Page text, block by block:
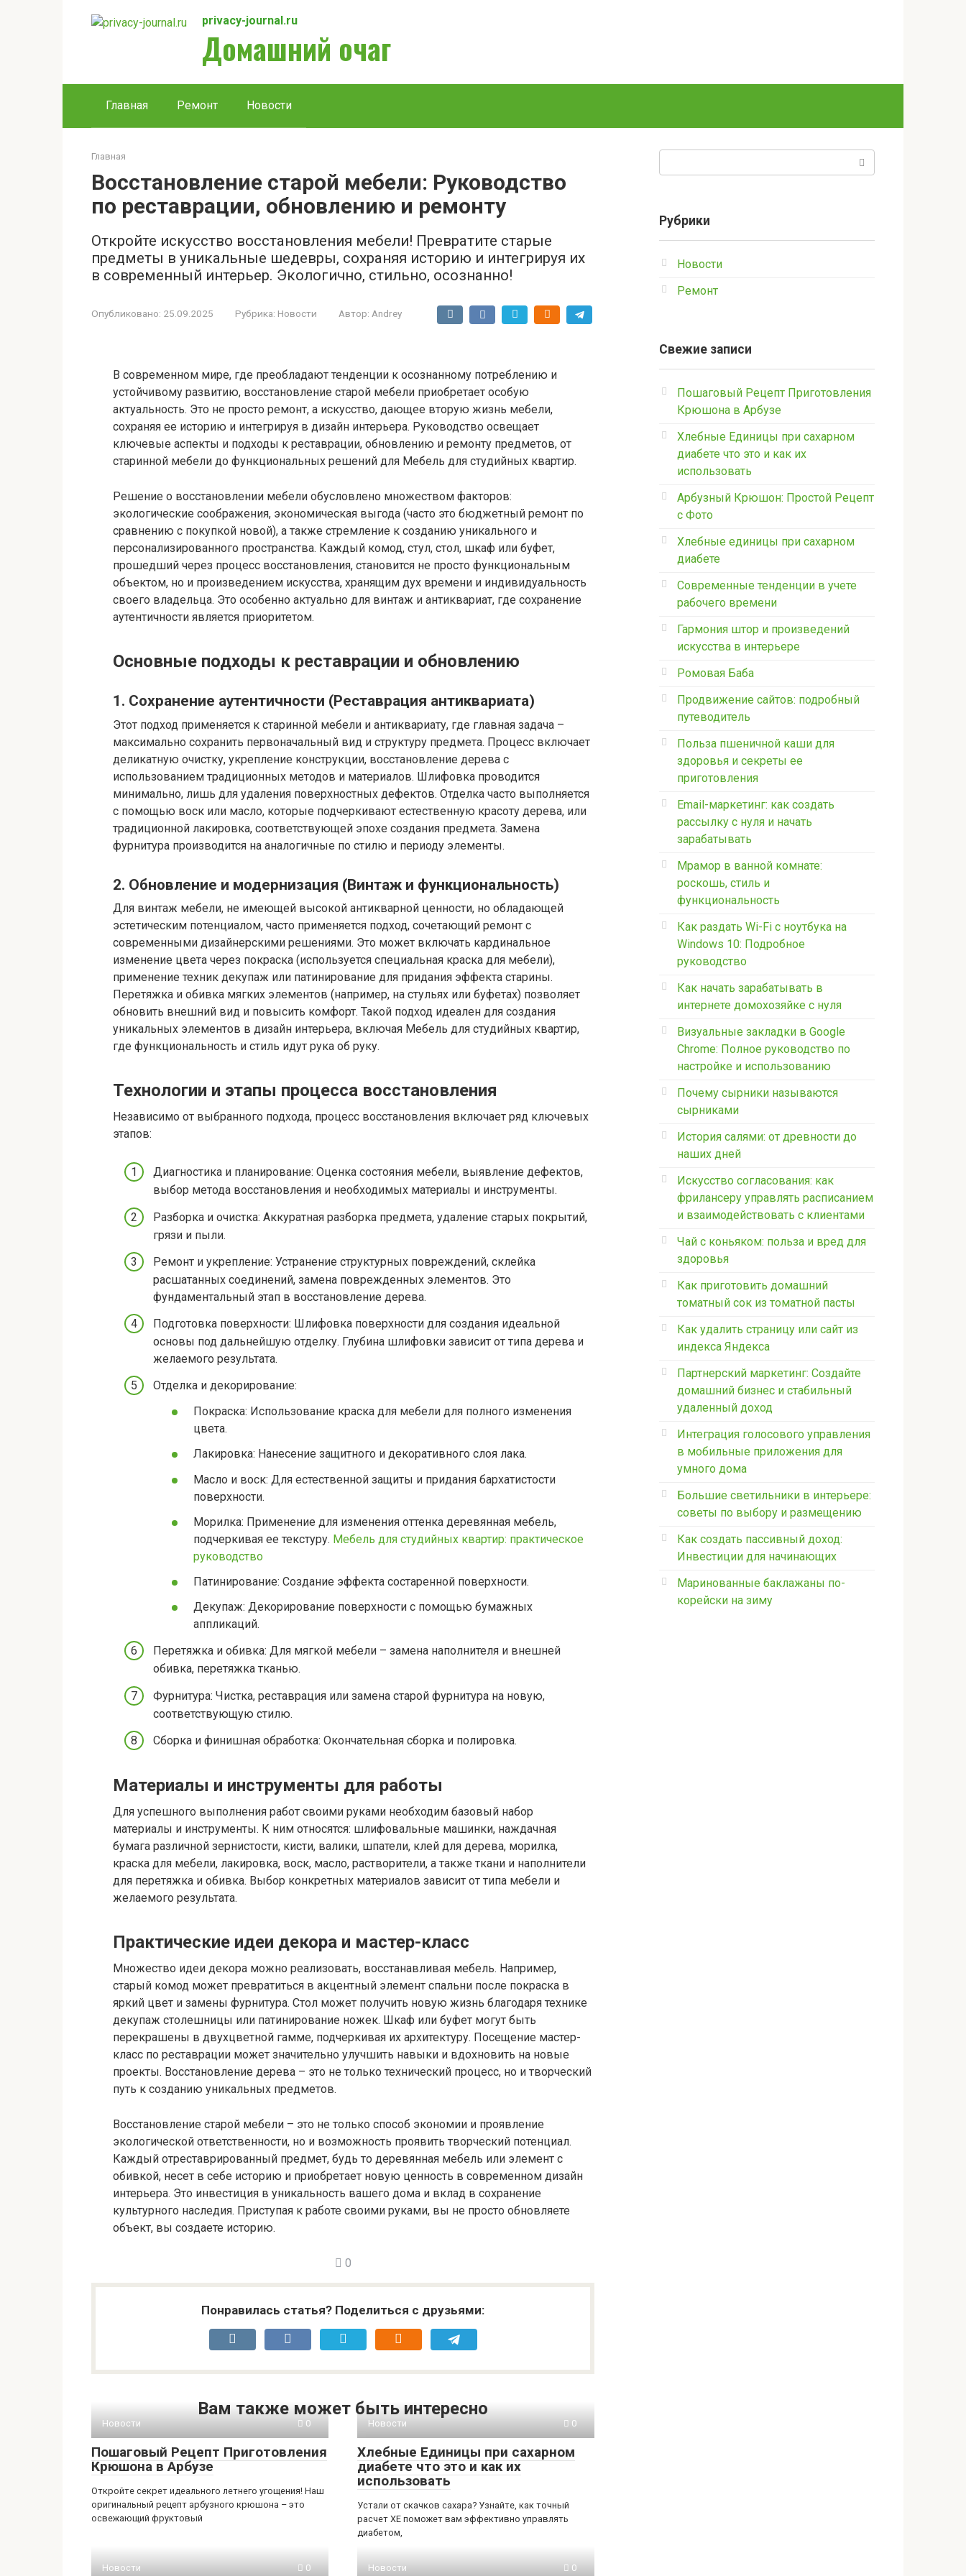
privacy-journal.ru
Домашний очаг
Главная Ремонт Новости
Главная
Восстановление старой мебели: Руководство
по реставрации, обновлению и ремонту
Откройте искусство восстановления мебели! Превратите старые
предметы в уникальные шедевры, сохраняя историю и интегрируя их
в современный интерьер. Экологично, стильно, осознанно!
Опубликовано: 25.09.2025 Рубрика: Новости Автор: Andrey
В современном мире, где преобладают тенденции к осознанному потреблению и
устойчивому развитию, восстановление старой мебели приобретает особую
актуальность. Это не просто ремонт, а искусство, дающее вторую жизнь мебели,
сохраняя ее историю и интегрируя в дизайн интерьера. Руководство освещает
ключевые аспекты и подходы к реставрации, обновлению и ремонту предметов, от
старинной мебели до функциональных решений для Мебель для студийных квартир.
Решение о восстановлении мебели обусловлено множеством факторов:
экологические соображения, экономическая выгода (часто это бюджетный ремонт по
сравнению с покупкой новой), а также стремление к созданию уникального и
персонализированного пространства. Каждый комод, стул, стол, шкаф или буфет,
прошедший через процесс восстановления, становится не просто функциональным
объектом, но и произведением искусства, хранящим дух времени и индивидуальность
своего владельца. Это особенно актуально для винтаж и антиквариат, где сохранение
аутентичности является приоритетом.
Основные подходы к реставрации и обновлению
1. Сохранение аутентичности (Реставрация антиквариата)
Этот подход применяется к старинной мебели и антиквариату, где главная задача –
максимально сохранить первоначальный вид и структуру предмета. Процесс включает
деликатную очистку, укрепление конструкции, восстановление дерева с
использованием традиционных методов и материалов. Шлифовка проводится
минимально, лишь для удаления поверхностных дефектов. Отделка часто выполняется
с помощью воск или масло, которые подчеркивают естественную красоту дерева, или
традиционной лакировка, соответствующей эпохе создания предмета. Замена
фурнитура производится на аналогичные по стилю и периоду элементы.
2. Обновление и модернизация (Винтаж и функциональность)
Для винтаж мебели, не имеющей высокой антикварной ценности, но обладающей
эстетическим потенциалом, часто применяется подход, сочетающий ремонт с
современными дизайнерскими решениями. Это может включать кардинальное
изменение цвета через покраска (используется специальная краска для мебели),
применение техник декупаж или патинирование для придания эффекта старины.
Перетяжка и обивка мягких элементов (например, на стульях или буфетах) позволяет
обновить внешний вид и повысить комфорт. Такой подход идеален для создания
уникальных элементов в дизайн интерьера, включая Мебель для студийных квартир,
где функциональность и стиль идут рука об руку.
Технологии и этапы процесса восстановления
Независимо от выбранного подхода, процесс восстановления включает ряд ключевых
этапов:
Диагностика и планирование: Оценка состояния мебели, выявление дефектов,
выбор метода восстановления и необходимых материалы и инструменты.
Разборка и очистка: Аккуратная разборка предмета, удаление старых покрытий,
грязи и пыли.
Ремонт и укрепление: Устранение структурных повреждений, склейка
расшатанных соединений, замена поврежденных элементов. Это
фундаментальный этап в восстановление дерева.
Подготовка поверхности: Шлифовка поверхности для создания идеальной
основы под дальнейшую отделку. Глубина шлифовки зависит от типа дерева и
желаемого результата.
Отделка и декорирование:
Покраска: Использование краска для мебели для полного изменения
цвета.
Лакировка: Нанесение защитного и декоративного слоя лака.
Масло и воск: Для естественной защиты и придания бархатистости
поверхности.
Морилка: Применение для изменения оттенка деревянная мебель,
подчеркивая ее текстуру. Мебель для студийных квартир: практическое
руководство
Патинирование: Создание эффекта состаренной поверхности.
Декупаж: Декорирование поверхности с помощью бумажных
аппликаций.
Перетяжка и обивка: Для мягкой мебели – замена наполнителя и внешней
обивка, перетяжка тканью.
Фурнитура: Чистка, реставрация или замена старой фурнитура на новую,
соответствующую стилю.
Сборка и финишная обработка: Окончательная сборка и полировка.
Материалы и инструменты для работы
Для успешного выполнения работ своими руками необходим базовый набор
материалы и инструменты. К ним относятся: шлифовальные машинки, наждачная
бумага различной зернистости, кисти, валики, шпатели, клей для дерева, морилка,
краска для мебели, лакировка, воск, масло, растворители, а также ткани и наполнители
для перетяжка и обивка. Выбор конкретных материалов зависит от типа мебели и
желаемого результата.
Практические идеи декора и мастер-класс
Множество идеи декора можно реализовать, восстанавливая мебель. Например,
старый комод может превратиться в акцентный элемент спальни после покраска в
яркий цвет и замены фурнитура. Стол может получить новую жизнь благодаря технике
декупаж столешницы или патинирование ножек. Шкаф или буфет могут быть
перекрашены в двухцветной гамме, подчеркивая их архитектуру. Посещение мастер-
класс по реставрации может значительно улучшить навыки и вдохновить на новые
проекты. Восстановление дерева – это не только технический процесс, но и творческий
путь к созданию уникальных предметов.
Восстановление старой мебели – это не только способ экономии и проявление
экологической ответственности, но и возможность проявить творческий потенциал.
Каждый отреставрированный предмет, будь то деревянная мебель или элемент с
обивкой, несет в себе историю и приобретает новую ценность в современном дизайн
интерьера. Это инвестиция в уникальность вашего дома и вклад в сохранение
культурного наследия. Приступая к работе своими руками, вы не просто обновляете
объект, вы создаете историю.
0
Понравилась статья? Поделиться с друзьями:
Вам также может быть интересно
Новости 0
Пошаговый Рецепт Приготовления
Крюшона в Арбузе
Откройте секрет идеального летнего угощения! Наш
оригинальный рецепт арбузного крюшона – это
освежающий фруктовый
Новости 0
Хлебные Единицы при сахарном
диабете что это и как их
использовать
Устали от скачков сахара? Узнайте, как точный
расчет ХЕ поможет вам эффективно управлять
диабетом,
Новости 0 Новости 0
Рубрики
Новости
Ремонт
Свежие записи
Пошаговый Рецепт Приготовления
Крюшона в Арбузе
Хлебные Единицы при сахарном
диабете что это и как их
использовать
Арбузный Крюшон: Простой Рецепт
с Фото
Хлебные единицы при сахарном
диабете
Современные тенденции в учете
рабочего времени
Гармония штор и произведений
искусства в интерьере
Ромовая Баба
Продвижение сайтов: подробный
путеводитель
Польза пшеничной каши для
здоровья и секреты ее
приготовления
Email-маркетинг: как создать
рассылку с нуля и начать
зарабатывать
Мрамор в ванной комнате:
роскошь, стиль и
функциональность
Как раздать Wi-Fi с ноутбука на
Windows 10: Подробное
руководство
Как начать зарабатывать в
интернете домохозяйке с нуля
Визуальные закладки в Google
Chrome: Полное руководство по
настройке и использованию
Почему сырники называются
сырниками
История салями: от древности до
наших дней
Искусство согласования: как
фрилансеру управлять расписанием
и взаимодействовать с клиентами
Чай с коньяком: польза и вред для
здоровья
Как приготовить домашний
томатный сок из томатной пасты
Как удалить страницу или сайт из
индекса Яндекса
Партнерский маркетинг: Создайте
домашний бизнес и стабильный
удаленный доход
Интеграция голосового управления
в мобильные приложения для
умного дома
Большие светильники в интерьере:
советы по выбору и размещению
Как создать пассивный доход:
Инвестиции для начинающих
Маринованные баклажаны по-
корейски на зиму